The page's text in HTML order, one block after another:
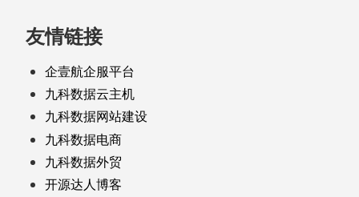
友情链接
企壹航企服平台
九科数据云主机
九科数据网站建设
九科数据电商
九科数据外贸
开源达人博客